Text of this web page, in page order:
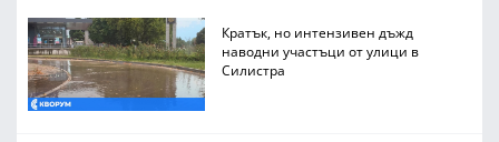
Кратък, но интензивен дъжд
наводни участъци от улици в
Силистра